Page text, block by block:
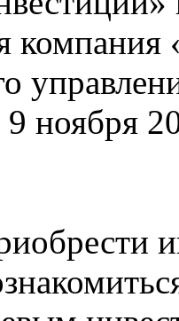
компания
ноября